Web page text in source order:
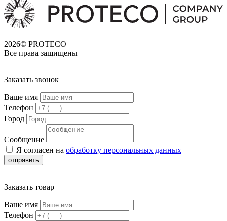
2026© PROTECO
Все права защищены
Заказать звонок
Ваше имя
Телефон
Город
Сообщение
Я согласен на обработку персональных данных
отправить
Заказать товар
Ваше имя
Телефон